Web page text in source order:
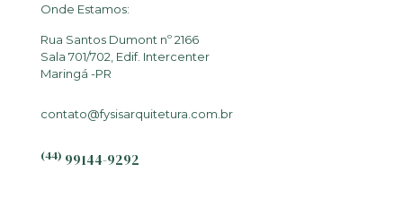
Onde Estamos:
Rua Santos Dumont nº 2166
Sala 701/702, Edif. Intercenter
Maringá -PR
contato@fysisarquitetura.com.br
(44) 99144-9292